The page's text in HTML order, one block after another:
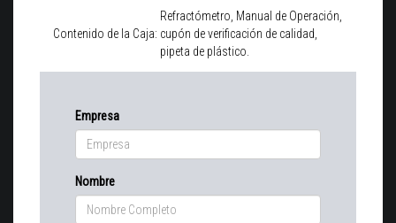
Contenido de la Caja:
Refractómetro, Manual de Operación,
cupón de verificación de calidad,
pipeta de plástico.
Empresa
Nombre